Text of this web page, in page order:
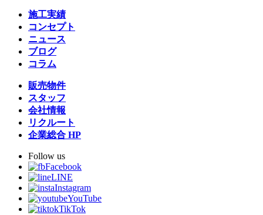
施工実績
コンセプト
ニュース
ブログ
コラム
販売物件
スタッフ
会社情報
リクルート
企業総合 HP
Follow us
Facebook
LINE
Instagram
YouTube
TikTok